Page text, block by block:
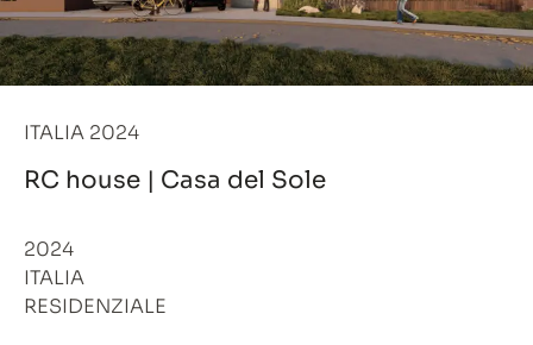
ITALIA 2024
RC house | Casa del Sole
2024
ITALIA
RESIDENZIALE